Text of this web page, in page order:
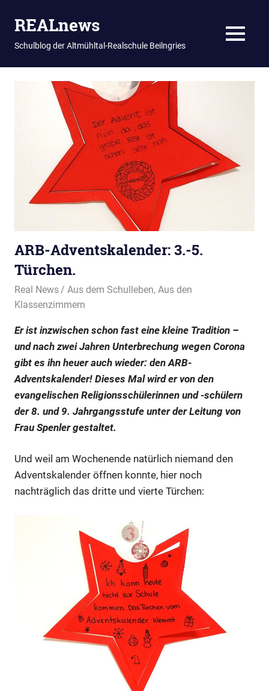
REALnews
Schulblog der Altmühltal-Realschule Beilngries MENU
ARB-Adventskalender: 3.-5.
Türchen.
5. Dezember 2022
Real News Aus dem Schulleben,Aus den
Klassenzimmern
Er ist inzwischen schon fast eine kleine Tradition –
und nach zwei Jahren Unterbrechung wegen Corona
gibt es ihn heuer auch wieder: den ARB-
Adventskalender! Dieses Mal wird er von den
evangelischen Religionsschülerinnen und -schülern
der 8. und 9. Jahrgangsstufe unter der Leitung von
Frau Spenler gestaltet.
Und weil am Wochenende natürlich niemand den
Adventskalender öffnen konnte, hier noch
nachträglich das dritte und vierte Türchen: